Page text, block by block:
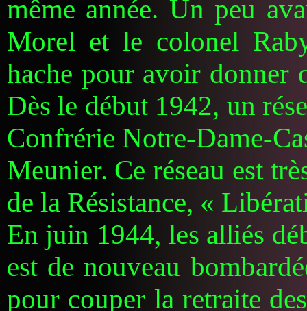
même année. Un peu
Morel et le colonel
hache pour avoir donner
Dès le début 1942, un
Confrérie Notre-Dame-
Meunier. Ce réseau est
de la Résistance, «
En juin 1944, les alliés
est de nouveau
pour couper la retraite